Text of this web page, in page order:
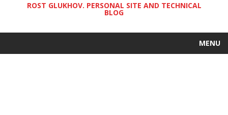
ROST GLUKHOV. PERSONAL SITE AND TECHNICAL
BLOG
MENU